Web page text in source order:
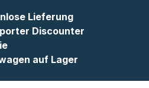
Lieferung
Discounter
auf Lager